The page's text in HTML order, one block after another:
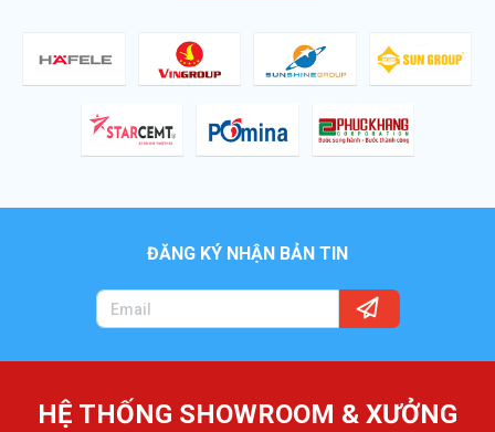
ĐĂNG KÝ NHẬN BẢN TIN
HỆ THỐNG SHOWROOM & XƯỞNG